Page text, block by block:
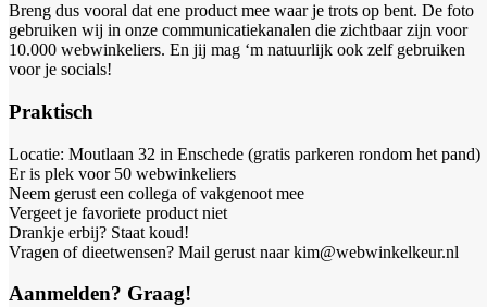
Breng dus vooral dat ene product mee waar je trots op bent. De foto
gebruiken wij in onze communicatiekanalen die zichtbaar zijn voor
10.000 webwinkeliers. En jij mag ‘m natuurlijk ook zelf gebruiken
voor je socials!
Praktisch
Locatie: Moutlaan 32 in Enschede (gratis parkeren rondom het pand)
Er is plek voor 50 webwinkeliers
Neem gerust een collega of vakgenoot mee
Vergeet je favoriete product niet
Drankje erbij? Staat koud!
Vragen of dieetwensen? Mail gerust naar kim@webwinkelkeur.nl
Aanmelden? Graag!